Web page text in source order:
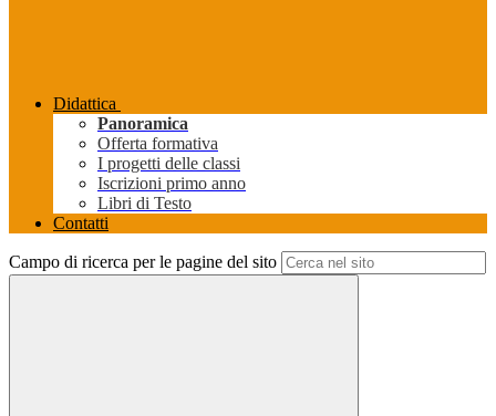
Didattica
Panoramica
Offerta formativa
I progetti delle classi
Iscrizioni primo anno
Libri di Testo
Contatti
Campo di ricerca per le pagine del sito